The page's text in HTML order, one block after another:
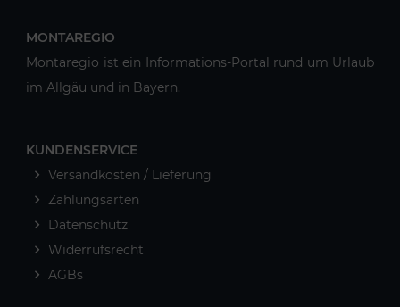
MONTAREGIO
Montaregio ist ein Informations-Portal rund um Urlaub
im Allgäu und in Bayern.
KUNDENSERVICE
Versandkosten / Lieferung
Zahlungsarten
Datenschutz
Widerrufsrecht
AGBs